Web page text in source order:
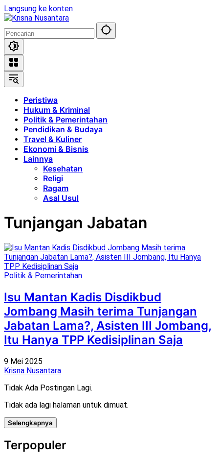
Langsung ke konten
Peristiwa
Hukum & Kriminal
Politik & Pemerintahan
Pendidikan & Budaya
Travel & Kuliner
Ekonomi & Bisnis
Lainnya
Kesehatan
Religi
Ragam
Asal Usul
Tunjangan Jabatan
Politik & Pemerintahan
Isu Mantan Kadis Disdikbud
Jombang Masih terima Tunjangan
Jabatan Lama?, Asisten III Jombang,
Itu Hanya TPP Kedisiplinan Saja
9 Mei 2025
Krisna Nusantara
Tidak Ada Postingan Lagi.
Tidak ada lagi halaman untuk dimuat.
Selengkapnya
Terpopuler